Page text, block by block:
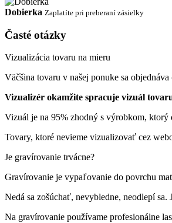
Dobierka Zaplatíte pri preberaní zásielky
Časté otázky
Vizualizácia tovaru na mieru
Väčšina tovaru v našej ponuke sa
Vizualizér okamžite spracuje vizuál
Vizuál je na 95% zhodný s výrobkom,
Tovary, ktoré nevieme vizualizovať cez
Je gravírovanie trvácne?
Gravírovanie je vypaľovanie do povrchu
Nedá sa zošúchať, nevybledne, neodlepí sa.
Na gravírovanie používame profesionálne